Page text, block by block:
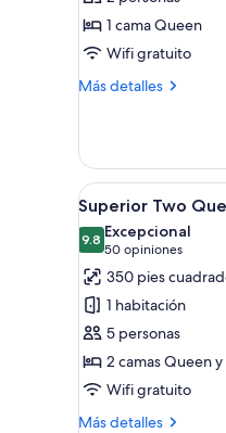
1 cama Queen
Wifi gratuito
Más detalles
Más
Queen
Abrir
todas
las
fotos
de
Superior
Two
Queens
with
Sitting
3
Superior Two
9.89.8 de 10
Excepcional
50 opiniones
(50
opiniones)
350 pies
1 habitación
5 personas
2 camas Queen
Wifi gratuito
Más detalles
Más